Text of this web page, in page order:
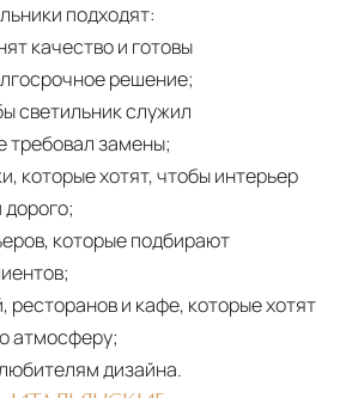
подходят:
качество и готовы
решение;
светильник служил
требовал замены;
которые хотят, чтобы интерьер
дорого;
которые подбирают
ресторанов и кафе, которые хотят
атмосферу;
дизайна.